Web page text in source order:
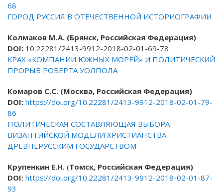
68
ГОРОД РУССИЯ В ОТЕЧЕСТВЕННОЙ ИСТОРИОГРАФИИ
Колмаков М.А. (Брянск, Российская Федерация)
DOI: 10.22281/2413-9912-2018-02-01-69-78
КРАХ «КОМПАНИИ ЮЖНЫХ МОРЕЙ» И ПОЛИТИЧЕСКИЙ
ПРОРЫВ РОБЕРТА УОЛПОЛА
Комаров С.С. (Москва, Российская Федерация)
DOI: https://doi.org/10.22281/2413-9912-2018-02-01-79-
86
ПОЛИТИЧЕСКАЯ СОСТАВЛЯЮЩАЯ ВЫБОРА
ВИЗАНТИЙСКОЙ МОДЕЛИ ХРИСТИАНСТВА
ДРЕВНЕРУССКИМ ГОСУДАРСТВОМ
Крупенкин Е.Н. (Томск, Российская Федерация)
DOI: https://doi.org/10.22281/2413-9912-2018-02-01-87-
93